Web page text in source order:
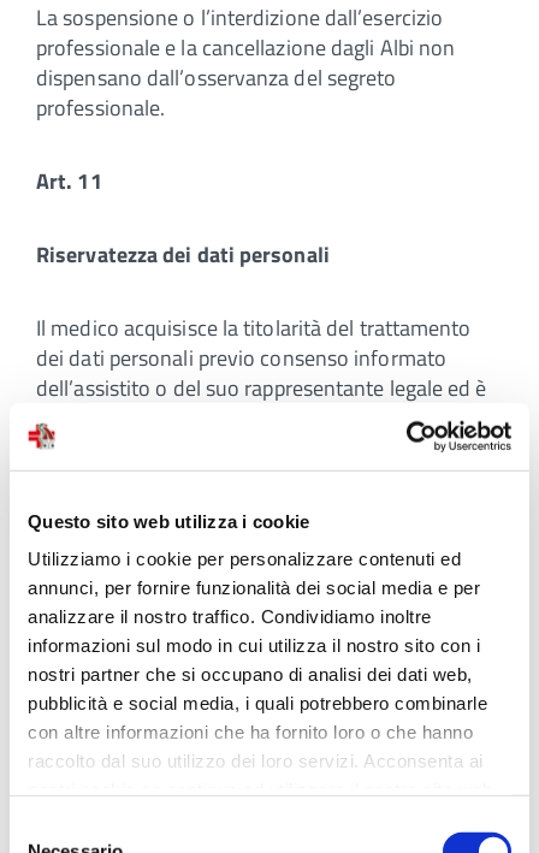
Questo sito web utilizza i cookie
Utilizziamo i cookie per personalizzare contenuti ed
annunci, per fornire funzionalità dei social media e per
analizzare il nostro traffico. Condividiamo inoltre
informazioni sul modo in cui utilizza il nostro sito con i
nostri partner che si occupano di analisi dei dati web,
pubblicità e social media, i quali potrebbero combinarle
con altre informazioni che ha fornito loro o che hanno
raccolto dal suo utilizzo dei loro servizi. Acconsenta ai
La sospensione o l’interdizione dall’esercizio
professionale e la cancellazione dagli Albi non
dispensano dall’osservanza del segreto
professionale.
Art. 11
Riservatezza dei dati personali
Il medico acquisisce la titolarità del trattamento
dei dati personali previo consenso informato
dell’assistito o del suo rappresentante legale ed è
tenuto al rispetto della riservatezza, in particolare
dei dati inerenti alla salute e alla vita sessuale.
Il medico assicura la non identificabilità dei
soggetti coinvolti nelle pubblicazioni o divulgazioni
scientifiche di dati e studi clinici.
Il medico non collabora alla costituzione, alla
gestione o all’utilizzo di banche di dati relativi a
persone assistite in assenza di garanzie sulla
preliminare acquisizione del loro consenso
informato e sulla tutela della riservatezza e della
sicurezza dei dati stessi.